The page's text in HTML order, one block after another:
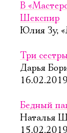
В
Шекспир
Юлия Зу,
Три
Дарья
16.02.2019
Бедный
Наталья
15.02.2019